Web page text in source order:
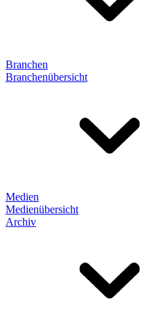
Branchen
Branchenübersicht
Medien
Medienübersicht
Archiv